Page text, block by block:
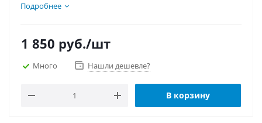
Подробнее
1 850 руб./шт
Много Нашли дешевле?
В корзину